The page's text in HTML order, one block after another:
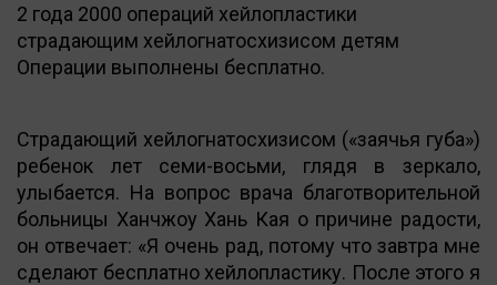
2 года 2000 операций хейлопластики
страдающим хейлогнатосхизисом детям
Операции выполнены бесплатно.
Страдающий хейлогнатосхизисом («заячья губа»)
ребенок лет семи-восьми, глядя в зеркало,
улыбается. На вопрос врача благотворительной
больницы Ханчжоу Хань Кая о причине радости,
он отвечает: «Я очень рад, потому что завтра мне
сделают бесплатно хейлопластику. После этого я